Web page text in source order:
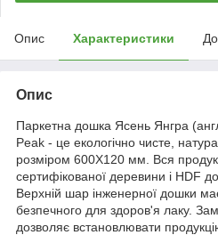
Опис Характеристики
Опис
Паркетна дошка Ясень Янгра
Peak - це екологічно чисте,
розміром 600Х120 мм. Вся
сертифікованої деревини і HDF
Верхній шар інженерної дошки
безпечного для здоров'я лаку.
дозволяє встановлювати